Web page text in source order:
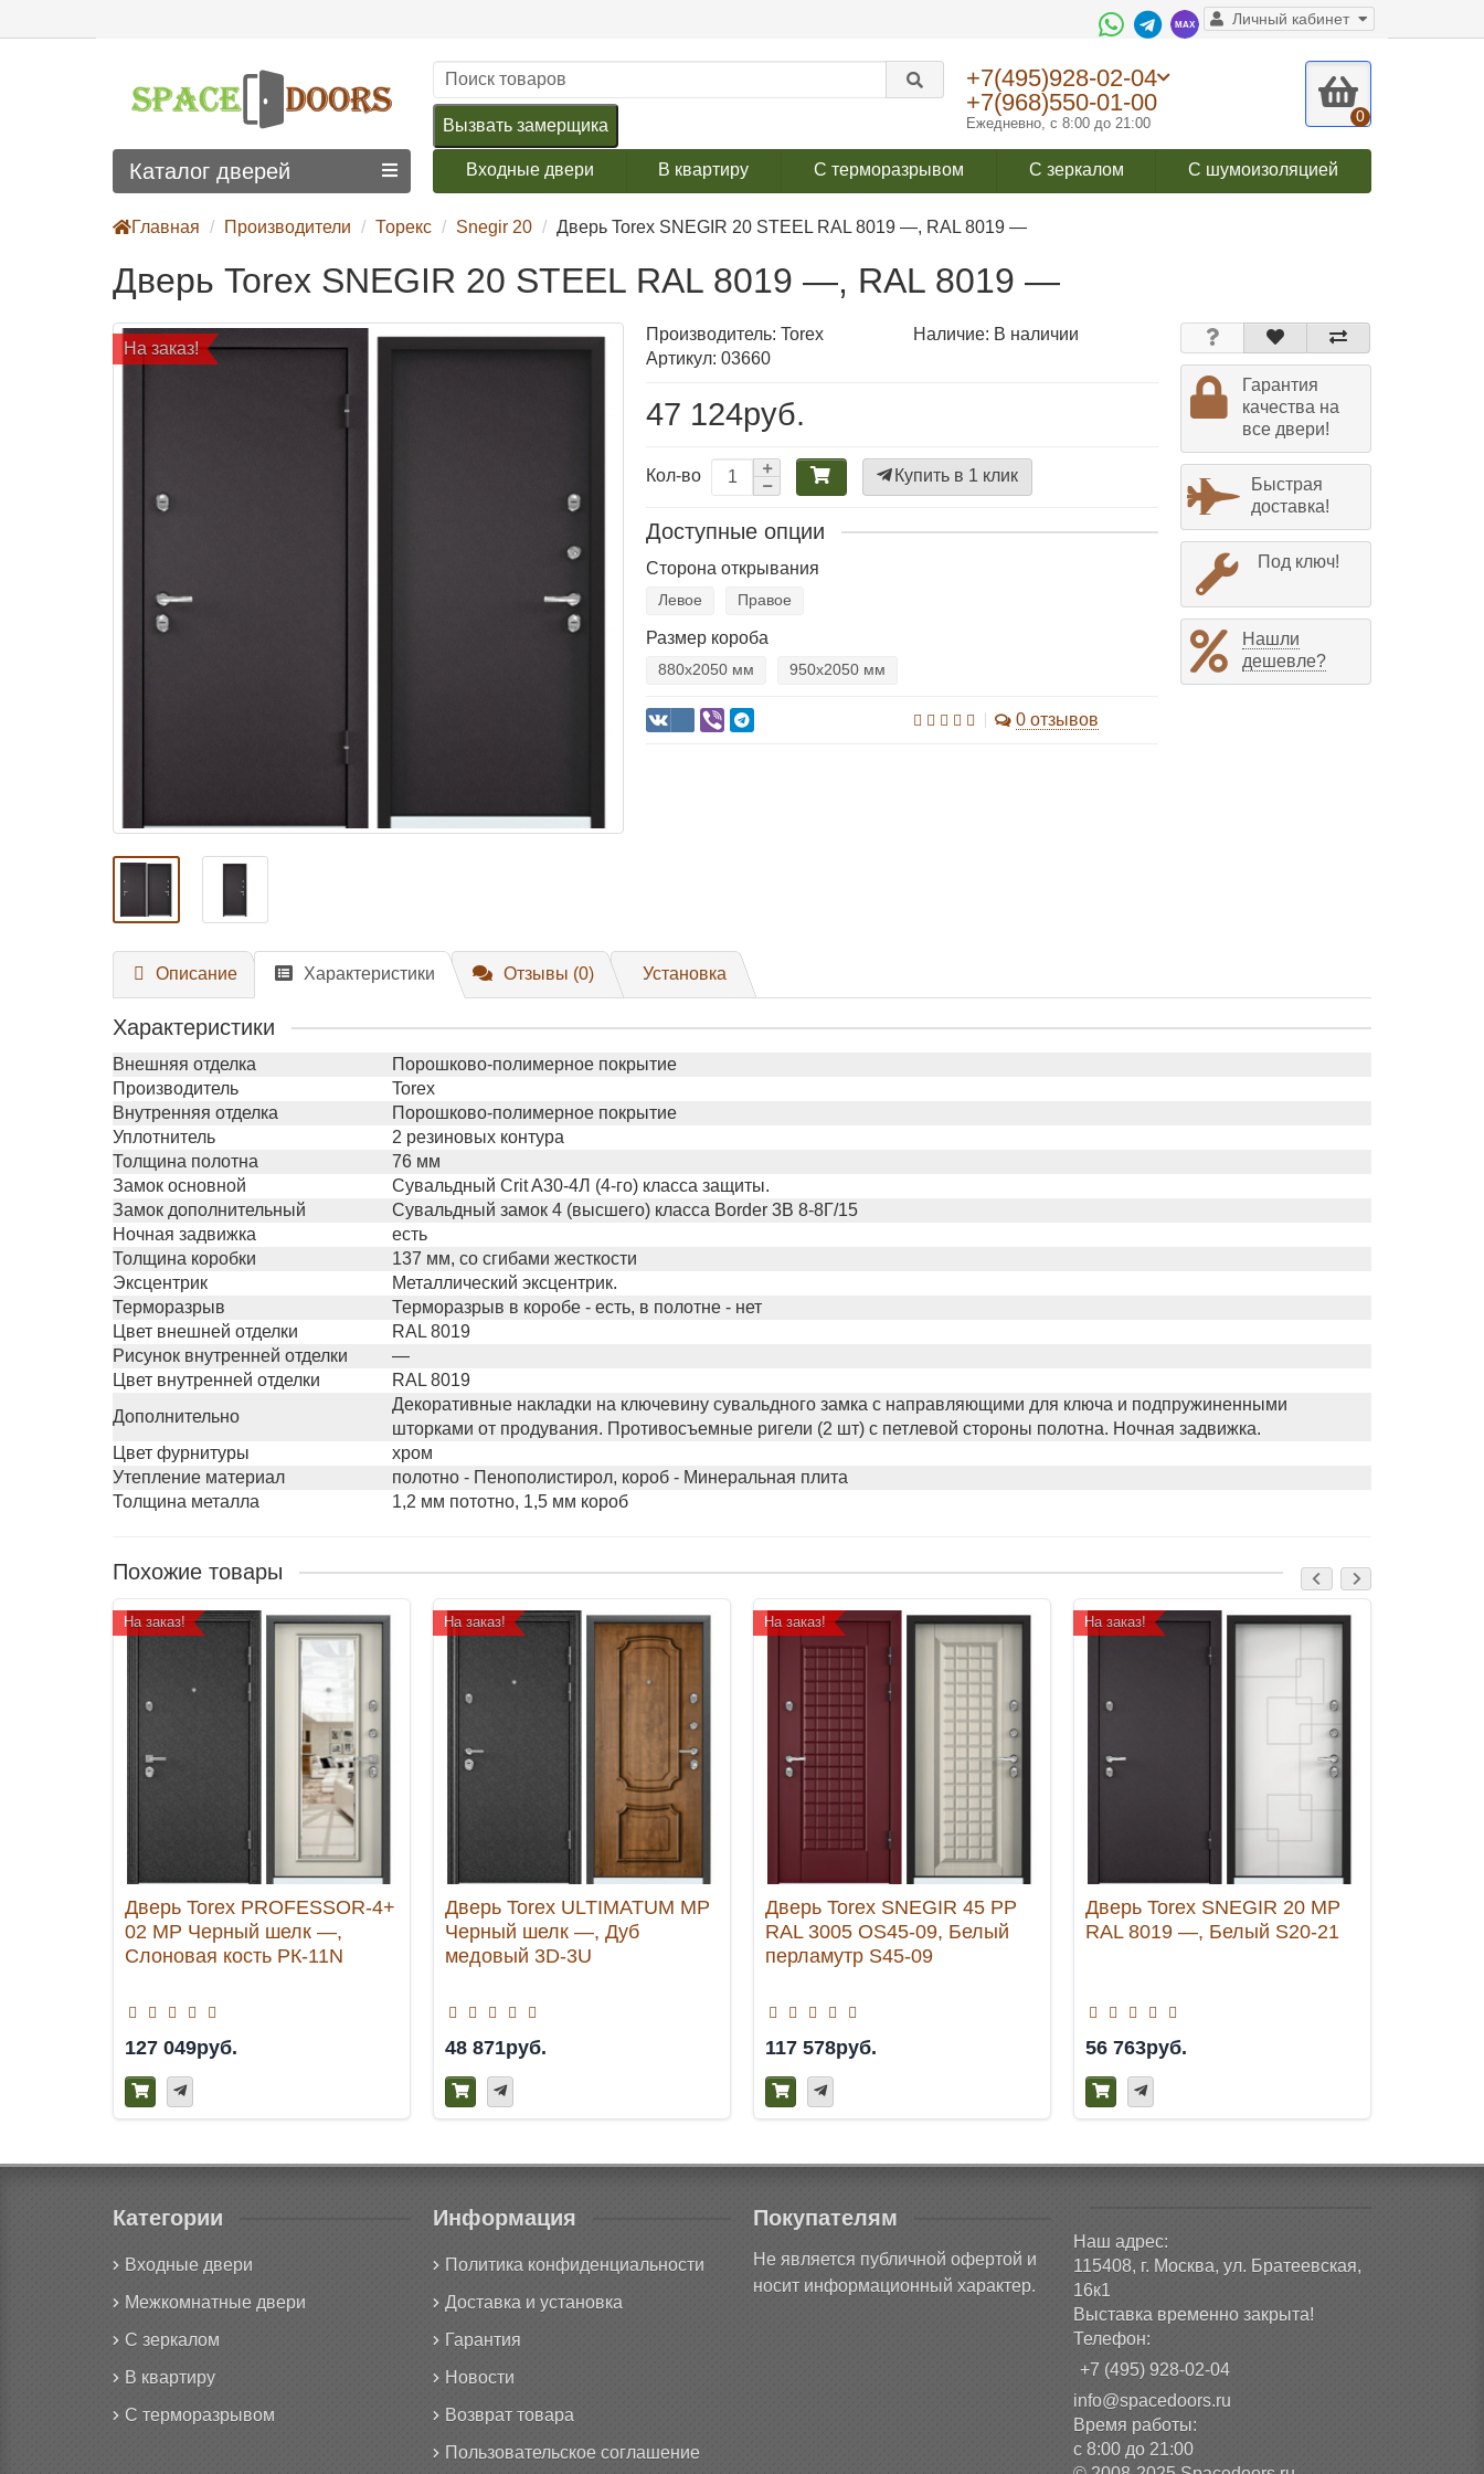
Личный кабинет
+7(495)928-02-04
+7(968)550-01-00
Ежедневно, с 8:00 до 21:00 0
Вызвать замерщика
Входные двери В квартиру С терморазрывом С зеркалом С шумоизоляцией
Каталог дверей
Главная Производители Торекс Snegir 20 Дверь Torex SNEGIR 20 STEEL RAL 8019 —, RAL 8019 —
Дверь Torex SNEGIR 20 STEEL RAL 8019 —, RAL 8019 —
На заказ!
Производитель:Torex
Наличие: В наличии
Артикул: 03660
47 124руб.
Кол-во Купить в 1 клик
Доступные опции
Сторона открывания
Левое Правое
Размер короба
880х2050 мм 950х2050 мм
0 отзывов
Гарантия
качества на
все двери!
Быстрая
доставка!
Под ключ!
Нашли
дешевле?
Описание Характеристики Отзывы (0) Установка
Характеристики
Внешняя отделка
Порошково-полимерное покрытие
Производитель
Torex
Внутренняя отделка
Порошково-полимерное покрытие
Уплотнитель
2 резиновых контура
Толщина полотна
76 мм
Замок основной
Сувальдный Crit A30-4Л (4-го) класса защиты.
Замок дополнительный
Сувальдный замок 4 (высшего) класса Border 3В 8-8Г/15
Ночная задвижка
есть
Толщина коробки
137 мм, со сгибами жесткости
Эксцентрик
Металлический эксцентрик.
Терморазрыв
Терморазрыв в коробе - есть, в полотне - нет
Цвет внешней отделки
RAL 8019
Рисунок внутренней отделки
—
Цвет внутренней отделки
RAL 8019
Дополнительно
Декоративные накладки на ключевину сувальдного замка с направляющими для ключа и подпружиненными
шторками от продувания. Противосъемные ригели (2 шт) с петлевой стороны полотна. Ночная задвижка.
Цвет фурнитуры
хром
Утепление материал
полотно - Пенополистирол, короб - Минеральная плита
Толщина металла
1,2 мм пототно, 1,5 мм короб
Похожие товары
На заказ!
Дверь Torex PROFESSOR-4+
02 MP Черный шелк —,
Слоновая кость РК-11N
127 049руб.
На заказ!
Дверь Torex ULTIMATUM MP
Черный шелк —, Дуб
медовый 3D-3U
48 871руб.
На заказ!
Дверь Torex SNEGIR 45 PP
RAL 3005 OS45-09, Белый
перламутр S45-09
117 578руб.
На заказ!
Дверь Torex SNEGIR 20 MP
RAL 8019 —, Белый S20-21
56 763руб.
Категории
Входные двери
Межкомнатные двери
С зеркалом
В квартиру
С терморазрывом
Информация
Политика конфиденциальности
Доставка и установка
Гарантия
Новости
Возврат товара
Пользовательское соглашение
Покупателям
Не является публичной офертой и
носит информационный характер.
Наш адрес:
115408, г. Москва, ул. Братеевская,
16к1
Выставка временно закрыта!
Телефон:
+7 (495) 928-02-04
info@spacedoors.ru
Время работы:
с 8:00 до 21:00